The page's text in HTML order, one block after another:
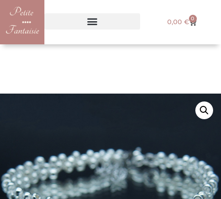
0,00 € 0